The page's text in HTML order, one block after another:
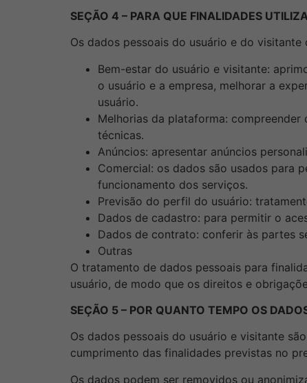
SEÇÃO 4 – PARA QUE FINALIDADES
Os dados pessoais do usuário e do
Bem-estar do usuário e visitante:
o usuário e a empresa, melhorar a
usuário.
Melhorias da plataforma:
técnicas.
Anúncios: apresentar anúncios
Comercial: os dados são usados para
funcionamento dos serviços.
Previsão do perfil do usuário:
Dados de cadastro: para permitir o
Dados de contrato: conferir às partes
Outras
O tratamento de dados pessoais para
usuário, de modo que os direitos e
SEÇÃO 5 – POR QUANTO TEMPO OS
Os dados pessoais do usuário e visitante
cumprimento das finalidades previstas no
Os dados podem ser removidos ou